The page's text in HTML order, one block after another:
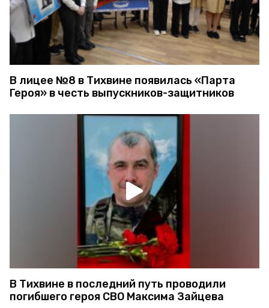
В лицее №8 в Тихвине появилась «Парта
Героя» в честь выпускников-защитников
В Тихвине в последний путь проводили
погибшего героя СВО Максима Зайцева